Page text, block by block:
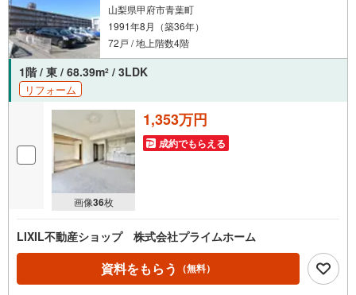
山梨県甲府市青葉町
1991年8月（築36年）
72戸 / 地上階数4階
1階 / 東 / 68.39m2 / 3LDK
リフォーム
画像36枚
1,353万円
成約でもらえる
LIXIL不動産ショップ 株式会社プライムホーム
資料をもらう （無料）